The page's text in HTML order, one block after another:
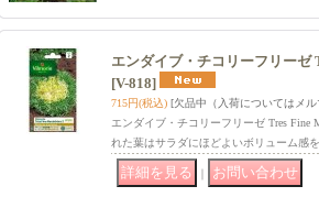
エンダイブ・チコリーフリーゼ
[V-818]
715円(税込) [欠品中（入荷についてはメ
エンダイブ・チコリーフリーゼ Tres Fine
れた葉はサラダにほどよいボリューム感